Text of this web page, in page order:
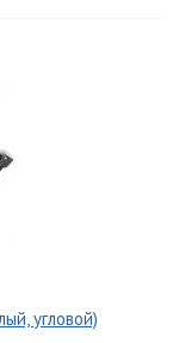
угловой)